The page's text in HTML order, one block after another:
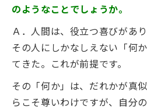
のようなことでしょうか。
Ａ． 人間は、役立つ喜びがあ
その人にしかなしえない「何
てきた。 これが前提です。
その「何か」は、だれかが真
らこそ尊いわけですが、自分